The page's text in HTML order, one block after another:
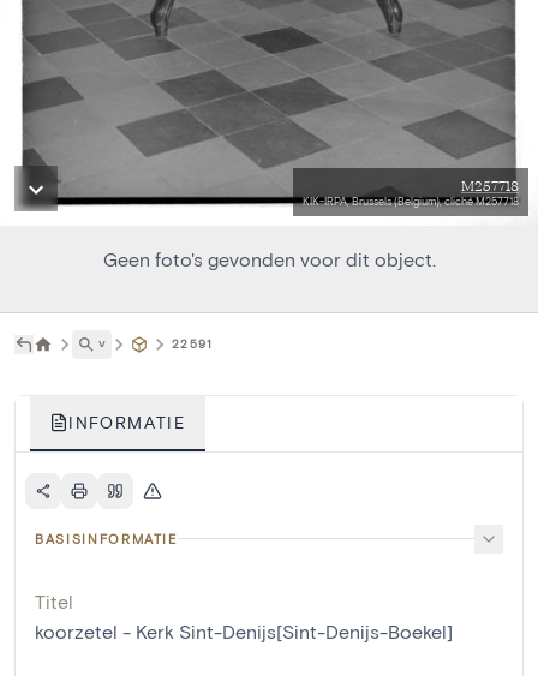
M257718
KIK-IRPA, Brussels (Belgium), cliché M257718
Geen foto's gevonden voor dit object.
˅ 22591
INFORMATIE
BASISINFORMATIE
Titel
koorzetel - Kerk Sint-Denijs[Sint-Denijs-Boekel]